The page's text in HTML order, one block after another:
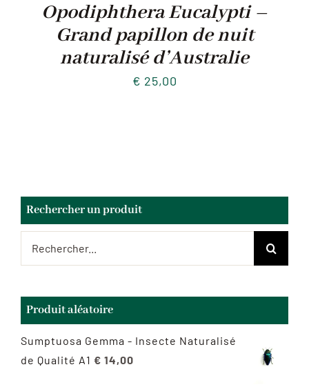
Opodiphthera Eucalypti –
Grand papillon de nuit
naturalisé d’Australie
€ 25,00
Rechercher un produit
Produit aléatoire
Sumptuosa Gemma - Insecte Naturalisé
de Qualité A1 € 14,00